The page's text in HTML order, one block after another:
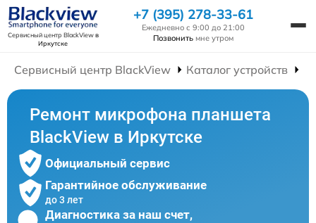
Сервисный центр BlackViewв
Иркутске
+7 (395) 278-33-61
Ежедневно с 9:00 до 21:00
Позвонить мне утром
Сервисный центр BlackView Каталог устройств
Ремонт микрофона планшета
BlackView в Иркутске
Официальный сервис
Гарантийное обслуживание
до 3 лет
Диагностика за наш счет,